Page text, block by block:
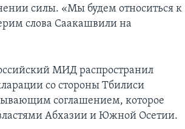
силы. «Мы будем относиться к
слова Саакашвили на
МИД распространил
со стороны Тбилиси
соглашением, которое
Абхазии и Южной Осетии.